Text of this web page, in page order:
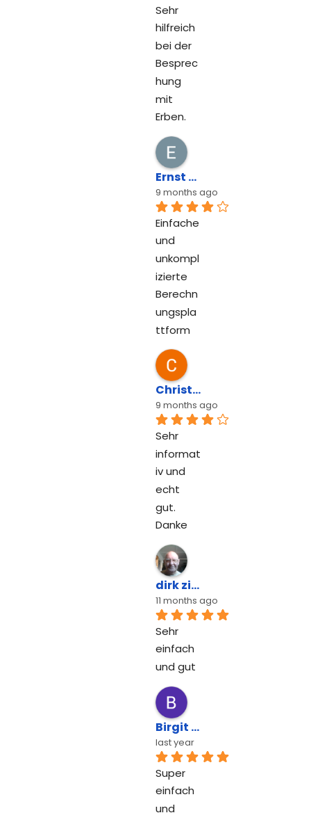
Sehr
hilfreich
bei der
Besprec
hung
mit
Erben.
Ernst Engelmann
9 months ago
Einfache
und
unkompl
izierte
Berechn
ungspla
ttform
Christian Schubert
9 months ago
Sehr
informat
iv und
echt
gut.
Danke
dirk zittlau
11 months ago
Sehr
einfach
und gut
Birgit Kube
last year
Super
einfach
und